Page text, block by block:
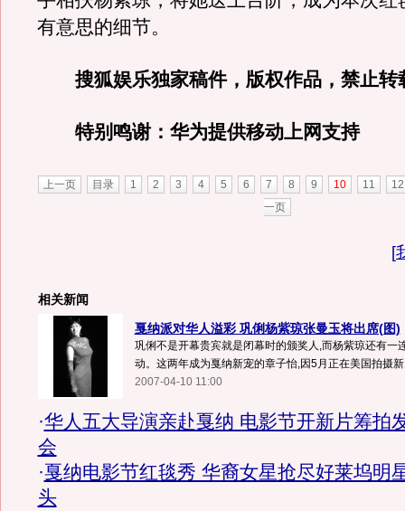
有意思的细节。
搜狐娱乐独家稿件，版权作品，禁止转
特别鸣谢：华为提供移动上网支持
上一页 目录 1 2 3 4 5 6 7 8 9 10 11
12
一页
[
相关新闻
戛纳派对华人溢彩 巩俐杨紫琼张曼玉将出席(图)
巩俐不是开幕贵宾就是闭幕时的颁奖人,而杨紫琼还有一
动。这两年成为戛纳新宠的章子怡,因5月正在美国拍摄新
2007-04-10 11:00
·华人五大导演亲赴戛纳 电影节开新片筹拍
会
·戛纳电影节红毯秀 华裔女星抢尽好莱坞明
头